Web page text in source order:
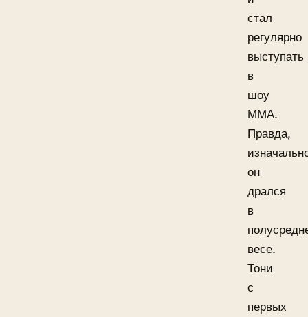
стал
регулярно
выступать
в
шоу
ММА.
Правда,
он
дрался
в
весе.
Тони
с
первых